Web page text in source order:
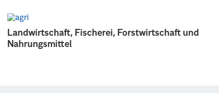
Landwirtschaft, Fischerei, Forstwirtschaft und
Nahrungsmittel